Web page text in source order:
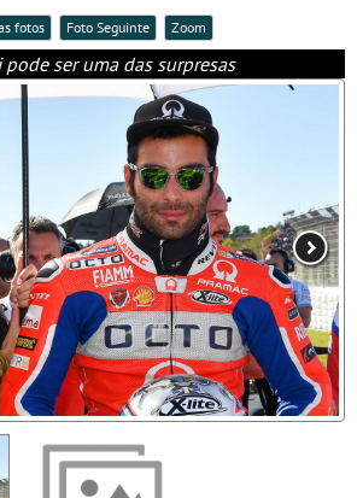
fotos Foto Seguinte Zoom
ser uma das surpresas